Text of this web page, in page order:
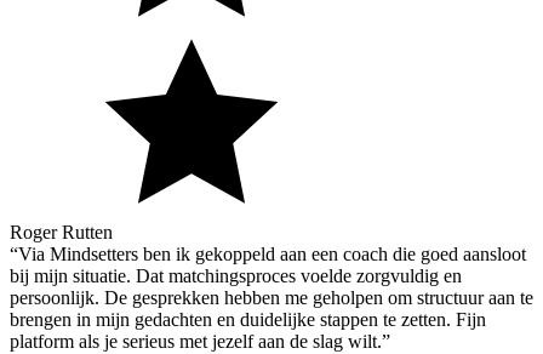
Roger Rutten
“Via Mindsetters ben ik gekoppeld aan een coach die goed aansloot
bij mijn situatie. Dat matchingsproces voelde zorgvuldig en
persoonlijk. De gesprekken hebben me geholpen om structuur aan te
brengen in mijn gedachten en duidelijke stappen te zetten. Fijn
platform als je serieus met jezelf aan de slag wilt.”